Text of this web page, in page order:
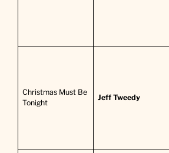
Christmas Must Be
Tonight
Jeff Tweedy